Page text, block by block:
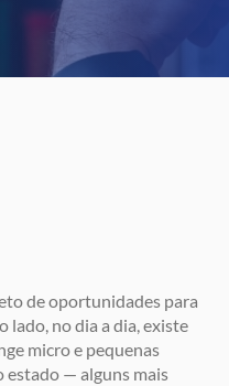
de oportunidades para
lado, no dia a dia, existe
micro e pequenas
estado — alguns mais